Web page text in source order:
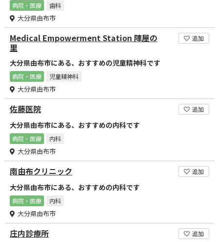
病院・医療 歯科
大分県由布市
Medical Empowerment Station 陣屋の
里
追加
大分県由布市にある、おすすめの児童精神科です
病院・医療 児童精神科
大分県由布市
佐藤医院 追加
大分県由布市にある、おすすめの内科です
病院・医療 内科
大分県由布市
南由布クリニック 追加
大分県由布市にある、おすすめの内科です
病院・医療 内科
大分県由布市
庄内診療所 追加